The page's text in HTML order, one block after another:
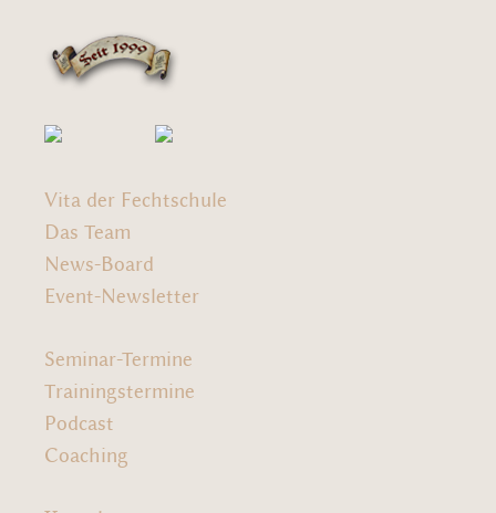
Vita der Fechtschule
Das Team
News-Board
Event-Newsletter
Seminar-Termine
Trainingstermine
Podcast
Coaching